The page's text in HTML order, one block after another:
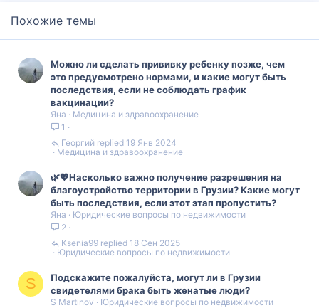
т
и
в
н
ы
й
г
о
л
о
с
т
и
в
г
о
о
с
Похожие темы
Можно ли сделать прививку ребенку позже, чем
это предусмотрено нормами, и какие могут быть
последствия, если не соблюдать график
вакцинации?
Яна
Медицина и здравоохранение
1
Медицина и здравоохранение
19 Янв 2024
Георгий
🌿💖Насколько важно получение разрешения на
благоустройство территории в Грузии? Какие могут
быть последствия, если этот этап пропустить?
Яна
Юридические вопросы по недвижимости
2
Юридические вопросы по недвижимости
18 Сен 2025
Ksenia99
S
Подскажите пожалуйста, могут ли в Грузии
свидетелями брака быть женатые люди?
S Martinov
Юридические вопросы по недвижимости